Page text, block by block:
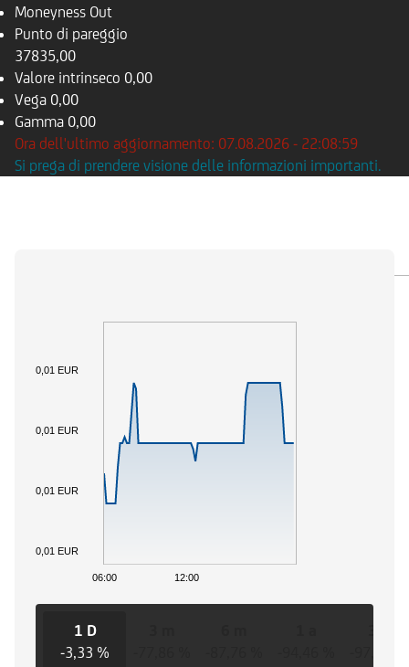
Moneyness Out
Punto di pareggio
37835,00
Valore intrinseco 0,00
Vega 0,00
Gamma 0,00
Ora dell'ultimo aggiornamento: 07.08.2026 - 22:08:59
Si prega di prendere visione delle informazioni importanti.
06:00 12:00
0,01 EUR
0,01 EUR
0,01 EUR
0,01 EUR
1 D
-3,33 %